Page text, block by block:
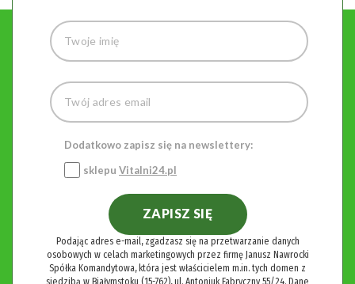
Dodatkowo zapisz się na newslettery:
sklepu Vitalni24.pl
ZAPISZ SIĘ
Podając adres e-mail, zgadzasz się na przetwarzanie danych
osobowych w celach marketingowych przez firmę Janusz Nawrocki
Spółka Komandytowa, która jest właścicielem m.in. tych domen z
siedzibą w Białymstoku (15-762), ul. Antoniuk Fabryczny 55/24. Dane